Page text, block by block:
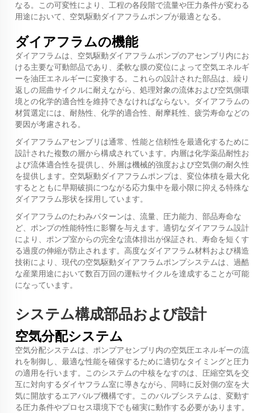
なる。この可変性により、工程の各段階で流量や圧力条件が変わる
用途において、空気駆動ダイアフラムポンプが最適となる。
ダイアフラムの機能
ダイアフラムは、空気駆動ダイアフラムポンプのアセンブリ内にお
ける主要な可動部品であり、柔軟な膜の変位によって空気エネルギ
ーを油圧エネルギーに変換する。これらの設計された部品は、繰り
返しの屈曲サイクルに耐えながら、処理対象の流体および空気側環
境との化学的適合性を維持できなければならない。ダイアフラムの
材質選定には、耐熱性、化学的適合性、耐摩耗性、疲労寿命などの
要因が考慮される。
ダイアフラムアセンブリは通常、性能と信頼性を最適化するために
設計された複数の層から構成されています。内層は化学薬品耐性お
よび流体適合性を提供し、外層は機械的強度および空気側の耐久性
を提供します。空気駆動ダイアフラムポンプは、変位体積を最大化
するとともに早期破損につながる応力集中を最小限に抑える特殊な
ダイアフラム形状を採用しています。
ダイアフラムのたわみパターンは、流量、圧力能力、部品寿命な
ど、ポンプの性能特性に影響を与えます。適切なダイアフラム設計
により、ポンプ室からの完全な流体排出が保証され、寿命を短くす
る過度の伸縮が防止されます。高度なダイアフラム材料および構造
技術により、現代の空気駆動ダイアフラムポンプシステムは、過酷
な産業用途において数百万回の運転サイクルを達成することが可能
になっています。
システム構成部品および設計
空気分配システム
空気分配システムは、ポンプアセンブリ内の空気圧エネルギーの流
れを制御し、最適な性能を確保するために適切なタイミングと圧力
の適用を行います。このシステムの中核をなすのは、圧縮空気を交
互に対向するダイヤフラム室に導きながら、同時に反対側の室を大
気に開放するエアバルブ機構です。このバルブシステムは、変動す
る圧力条件やプロセス環境下でも確実に動作する必要があります。